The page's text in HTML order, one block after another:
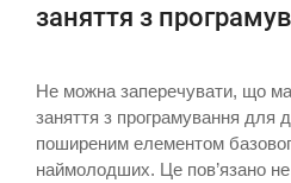
заняття з
Не можна заперечувати, що
заняття з програмування для
поширеним елементом
наймолодших. Це пов’язано